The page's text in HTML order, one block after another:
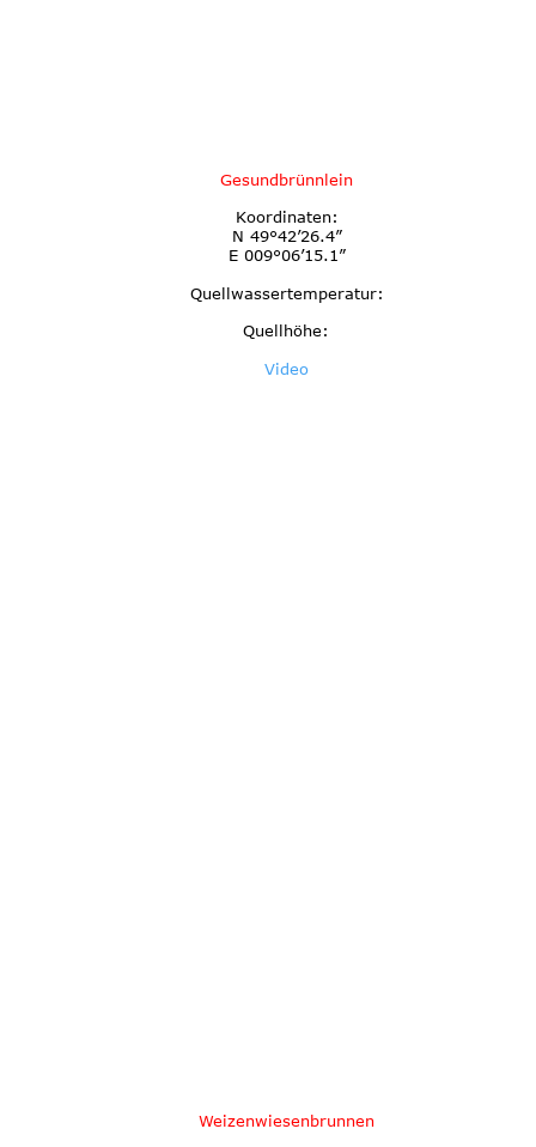
Gesundbrünnlein
Koordinaten:
N 49°42’26.4”
E 009°06’15.1”
Quellwassertemperatur:
Quellhöhe:
Video
Weizenwiesenbrunnen